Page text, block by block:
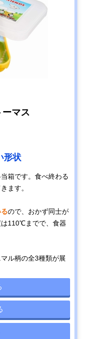
ーマス
形状
箱です。食べ終わる
ます。
ので、おかず同士が
110℃までで、食器
ル柄の全3種類が展